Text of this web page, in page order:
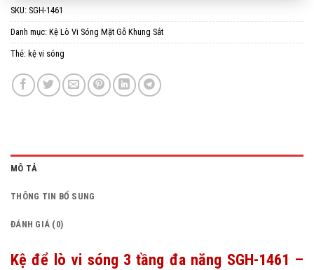
SKU: SGH-1461
Danh mục: Kệ Lò Vi Sóng Mặt Gỗ Khung Sắt
Thẻ: kệ vi sóng
MÔ TẢ
THÔNG TIN BỔ SUNG
ĐÁNH GIÁ (0)
Kệ để lò vi sóng 3 tầng đa năng SGH-1461 –